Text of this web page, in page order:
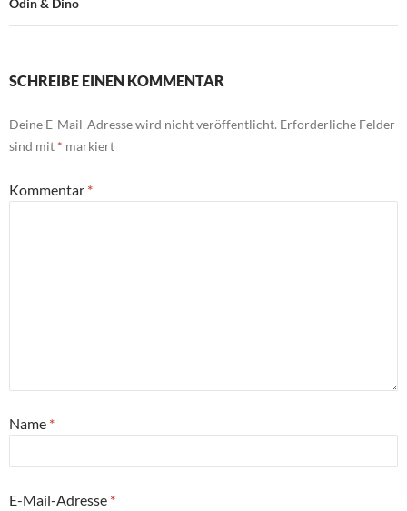
SCHREIBE EINEN KOMMENTAR
Deine E-Mail-Adresse wird nicht veröffentlicht. Erforderliche Felder
sind mit * markiert
Kommentar *
Name *
E-Mail-Adresse *